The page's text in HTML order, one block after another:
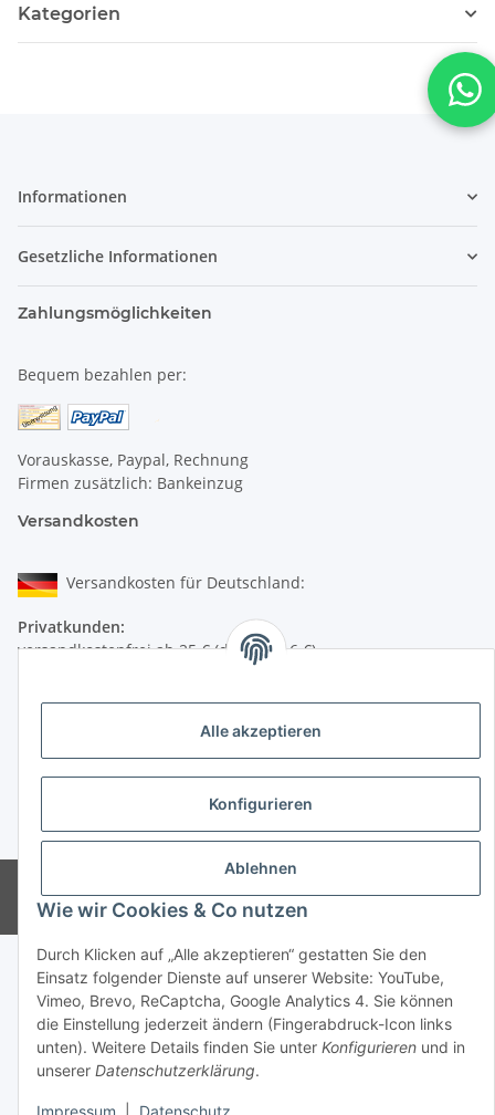
Alle akzeptieren
Konfigurieren
Ablehnen
Wie wir Cookies & Co nutzen
Durch Klicken auf „Alle akzeptieren“ gestatten Sie den
Einsatz folgender Dienste auf unserer Website: YouTube,
Vimeo, Brevo, ReCaptcha, Google Analytics 4. Sie können
die Einstellung jederzeit ändern (Fingerabdruck-Icon links
unten). Weitere Details finden Sie unter Konfigurieren und in
unserer Datenschutzerklärung.
Impressum Datenschutz
Kategorien
Informationen
Gesetzliche Informationen
Zahlungsmöglichkeiten
Bequem bezahlen per:
Vorauskasse, Paypal, Rechnung
Firmen zusätzlich: Bankeinzug
Versandkosten
Versandkosten für Deutschland:
Privatkunden:
versandkostenfrei ab 25 € (darunter 6 €)
Wir liefern per DHL Paket (auch an Packstationen)
Versand ins Ausland siehehier
* Alle Preise inkl. gesetzlicher USt., zzgl.Versand
Powered byJTL-Shop